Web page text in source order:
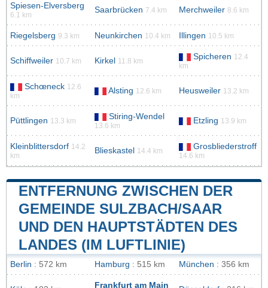
Spiesen-Elversberg
6.1 km
Saarbrücken 7.4 km Merchweiler 8.6 km
Riegelsberg 9.3 km Neunkirchen 10.4 km Illingen 10.5 km
Schiffweiler 10.7 km Kirkel 11.8 km Spicheren 12.4
km
Schœneck 12.6
km
Alsting 12.6 km Heusweiler 13.2 km
Püttlingen 13.3 km Stiring-Wendel
13.6 km
Etzling 13.9 km
Kleinblittersdorf 14.2
km
Blieskastel 14.4 km Grosbliederstroff
14.6 km
ENTFERNUNG ZWISCHEN DER
GEMEINDE SULZBACH/SAAR
UND DEN HAUPTSTÄDTEN DES
LANDES (IM LUFTLINIE)
Berlin : 572 km Hamburg : 515 km München : 356 km
Frankfurt am Main